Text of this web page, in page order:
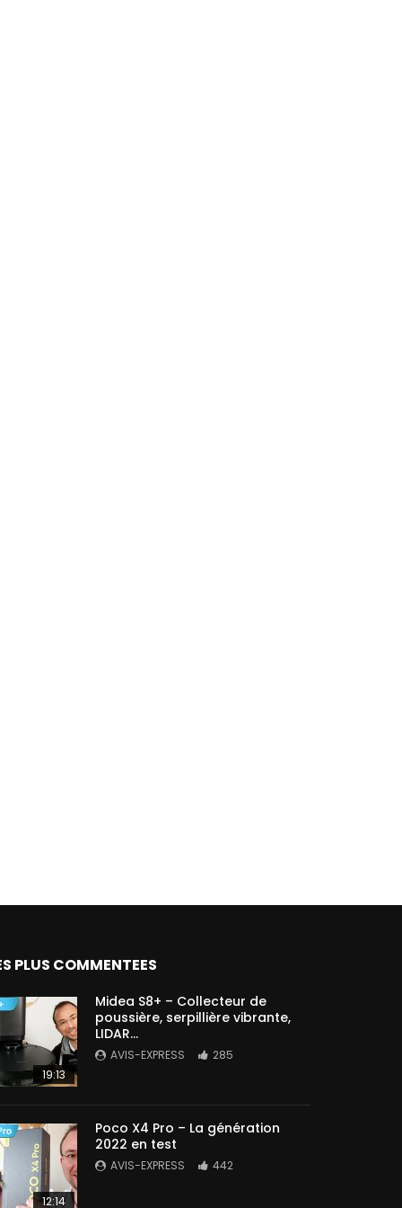
PLUS COMMENTEES
19:13
Midea S8+ – Collecteur de
poussière, serpillière vibrante,
LIDAR…
AVIS-EXPRESS 285
12:14
Poco X4 Pro – La génération
2022 en test
AVIS-EXPRESS 442